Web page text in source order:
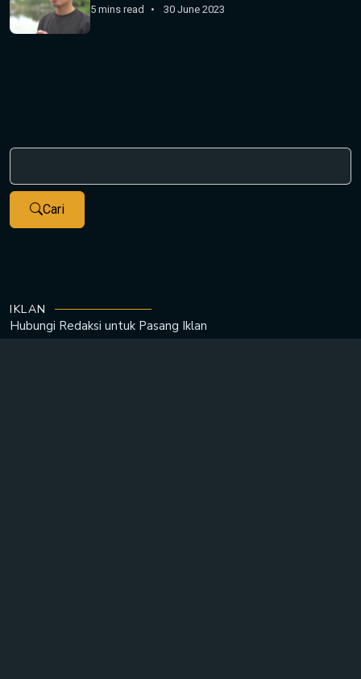
5 mins read 30 June 2023
Cari
IKLAN
Hubungi Redaksi untuk Pasang Iklan